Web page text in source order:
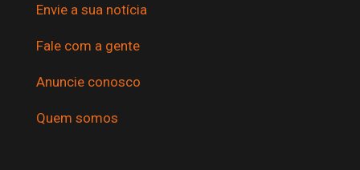
Envie a sua notícia
Fale com a gente
Anuncie conosco
Quem somos